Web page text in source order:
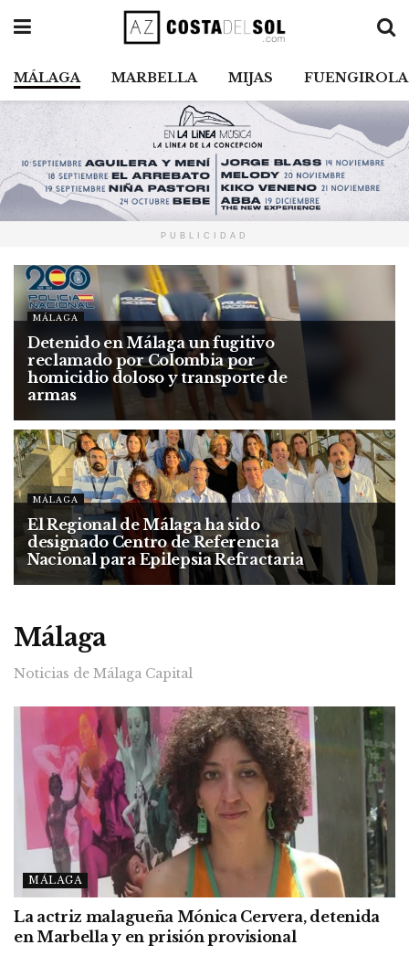
MÁLAGA MARBELLA MIJAS FUENGIROLA
PUBLICIDAD
MÁLAGA
Detenido en Málaga un fugitivo
reclamado por Colombia por
homicidio doloso y transporte de
armas
MÁLAGA
El Regional de Málaga ha sido
designado Centro de Referencia
Nacional para Epilepsia Refractaria
Málaga
Noticias de Málaga Capital
MÁLAGA
La actriz malagueña Mónica Cervera, detenida
en Marbella y en prisión provisional